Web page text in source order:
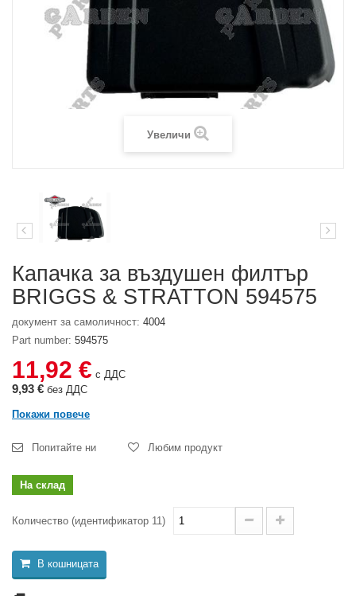
Увеличи
Капачка за въздушен филтър
BRIGGS & STRATTON 594575
документ за самоличност: 4004
Part number: 594575
11,92 € с ДДС
9,93 € без ДДС
Покажи повече
Попитайте ни Любим продукт
На склад
Количество (идентификатор 11)
В кошницата